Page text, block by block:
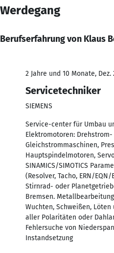
Werdegang
Berufserfahrung von Klaus
2 Jahre und 10 Monate, Dez.
Servicetechniker
SIEMENS
Service-center für Umbau
Elektromotoren: Drehstrom-
Gleichstrommaschinen,
Hauptspindelmotoren,
SINAMICS/SIMOTICS
(Resolver, Tacho, ERN/
Stirnrad- oder
Bremsen.
Wuchten, Schweißen,
aller Polaritäten oder
Fehlersuche von
Instandsetzung